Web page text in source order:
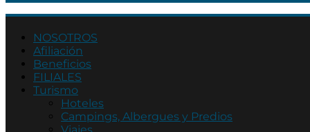
Círculo
de
Suboficiales
Agentes
Asociación
NOSOTROS
Afiliación
Beneficios
FILIALES
Turismo
Hoteles
Campings, Albergues y Predios